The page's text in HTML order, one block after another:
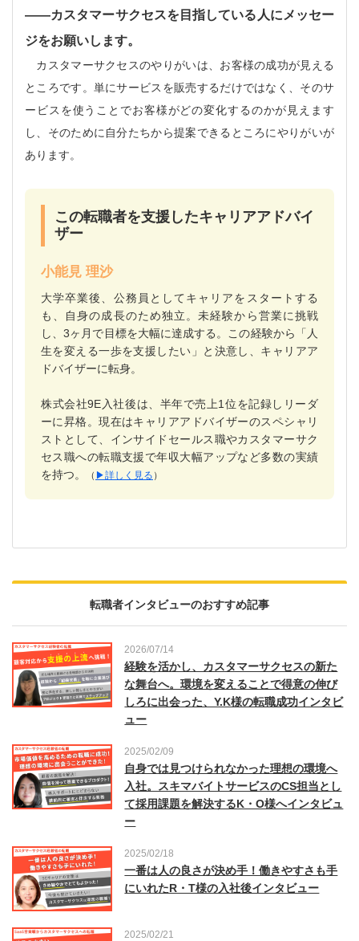
――カスタマーサクセスを目指している人にメッセー
ジをお願いします。
カスタマーサクセスのやりがいは、お客様の成功が見える
ところです。単にサービスを販売するだけではなく、そのサ
ービスを使うことでお客様がどの変化するのかが見えます
し、そのために自分たちから提案できるところにやりがいが
あります。
この転職者を支援したキャリアアドバイ
ザー
小能見 理沙
大学卒業後、公務員としてキャリアをスタートする
も、自身の成長のため独立。未経験から営業に挑戦
し、3ヶ月で目標を大幅に達成する。この経験から「人
生を変える一歩を支援したい」と決意し、キャリアア
ドバイザーに転身。
株式会社9E入社後は、半年で売上1位を記録しリーダ
ーに昇格。現在はキャリアアドバイザーのスペシャリ
ストとして、インサイドセールス職やカスタマーサク
セス職への転職支援で年収大幅アップなど多数の実績
を持つ。
（ ▶︎詳しく見る ）
転職者インタビューのおすすめ記事
2026/07/14
経験を活かし、カスタマーサクセスの新た
な舞台へ。環境を変えることで得意の伸び
しろに出会った、Y.K様の転職成功インタビ
ュー
2025/02/09
自身では見つけられなかった理想の環境へ
入社。スキマバイトサービスのCS担当とし
て採用課題を解決するK・O様へインタビュ
ー
2025/02/18
一番は人の良さが決め手！働きやすさも手
にいれたR・T様の入社後インタビュー
2025/02/21